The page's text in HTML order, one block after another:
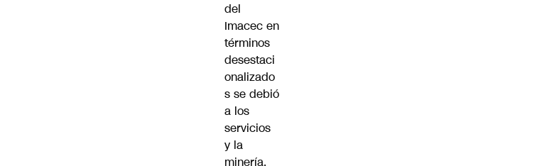
del
Imacec en
términos
desestaci
onalizado
s se debió
a los
servicios
y la
minería.